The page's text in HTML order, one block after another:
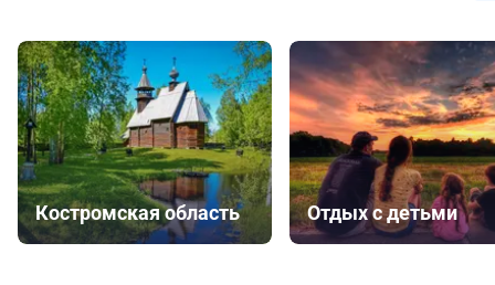
Костромская область Отдых с детьми